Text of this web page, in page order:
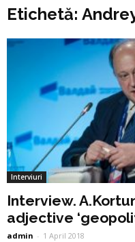
Etichetă:
Interviuri
Interview.
adjective
admin - 1 April 2018